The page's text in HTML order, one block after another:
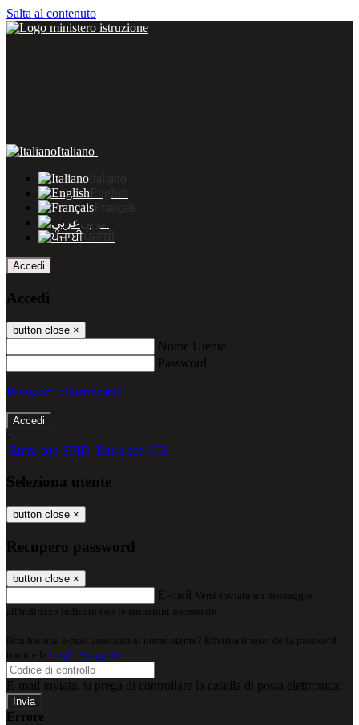
Salta al contenuto
Italiano
Italiano
English
Français
عربى
ਪੰਜਾਬੀ
Accedi
Accedi
button close ×
Nome Utente
Password
Password dimenticata?
-
Entra con SPID Entra con CIE
Seleziona utente
button close ×
Recupero password
button close ×
E-mail Verrà inviato un messaggio
all'indirizzo indicato con le istruzioni necessarie.
Non hai una e-mail associata al nome utente? Effettua il reset della password
tramite la Login Spaggiari
E-mail inviata, si prega di controllare la casella di posta elettronica!
Errore